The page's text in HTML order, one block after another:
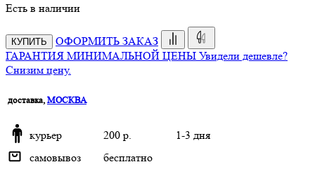
Есть в наличии
КУПИТЬ
ОФОРМИТЬ ЗАКАЗ
ГАРАНТИЯ МИНИМАЛЬНОЙ ЦЕНЫ Увидели дешевле?
Снизим цену.
доставка, МОСКВА
курьер 200 р.
1-3 дня
самовывоз
бесплатно